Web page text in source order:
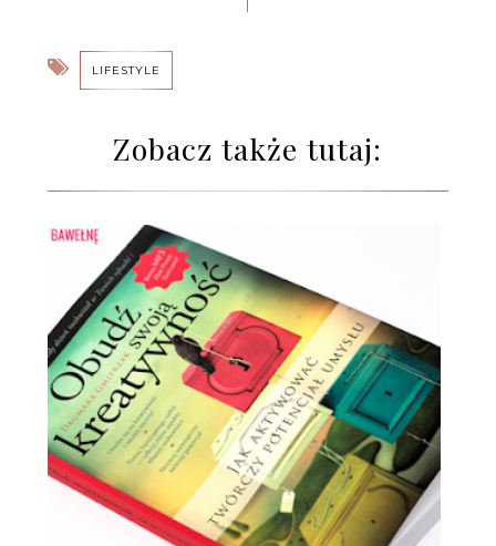
LIFESTYLE
Zobacz także tutaj: